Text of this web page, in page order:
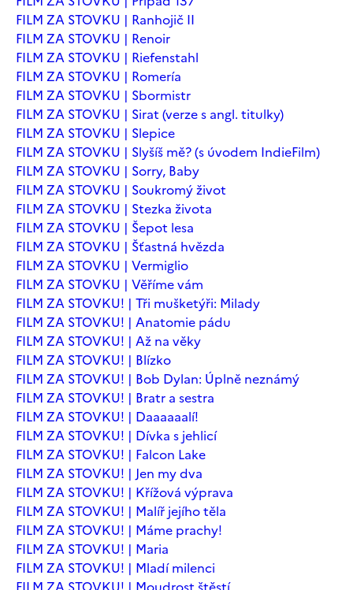
FILM ZA STOVKU | Ranhojič II
FILM ZA STOVKU | Renoir
FILM ZA STOVKU | Riefenstahl
FILM ZA STOVKU | Romería
FILM ZA STOVKU | Sbormistr
FILM ZA STOVKU | Sirat (verze s angl. titulky)
FILM ZA STOVKU | Slepice
FILM ZA STOVKU | Slyšíš mě? (s úvodem IndieFilm)
FILM ZA STOVKU | Sorry, Baby
FILM ZA STOVKU | Soukromý život
FILM ZA STOVKU | Stezka života
FILM ZA STOVKU | Šepot lesa
FILM ZA STOVKU | Šťastná hvězda
FILM ZA STOVKU | Vermiglio
FILM ZA STOVKU | Věříme vám
FILM ZA STOVKU! | Tři mušketýři: Milady
FILM ZA STOVKU! | Anatomie pádu
FILM ZA STOVKU! | Až na věky
FILM ZA STOVKU! | Blízko
FILM ZA STOVKU! | Bob Dylan: Úplně neznámý
FILM ZA STOVKU! | Bratr a sestra
FILM ZA STOVKU! | Daaaaaalí!
FILM ZA STOVKU! | Dívka s jehlicí
FILM ZA STOVKU! | Falcon Lake
FILM ZA STOVKU! | Jen my dva
FILM ZA STOVKU! | Křížová výprava
FILM ZA STOVKU! | Malíř jejího těla
FILM ZA STOVKU! | Máme prachy!
FILM ZA STOVKU! | Maria
FILM ZA STOVKU! | Mladí milenci